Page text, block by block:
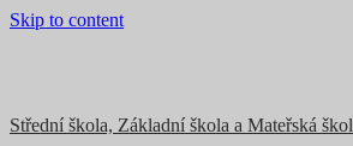
Skip to content
Střední škola, Základní škola a Mateřská